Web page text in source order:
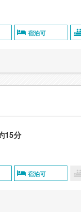
宿泊可
15分
宿泊可